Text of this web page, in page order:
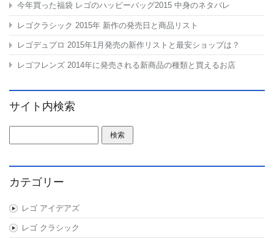
今年買った福袋 レゴのハッピーバッグ2015 中身のネタバレ
レゴクラシック 2015年 新作の発売日と商品リスト
レゴデュプロ 2015年1月発売の新作リストと最安ショップは？
レゴフレンズ 2014年に発売される新商品の種類と買えるお店
サイト内検索
カテゴリー
レゴ アイデアズ
レゴ クラシック